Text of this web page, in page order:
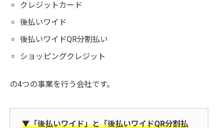
クレジットカード
後払いワイド
後払いワイドQR分割払い
ショッピングクレジット
の4つの事業を行う会社です。
▼「後払いワイド」と「後払いワイドQR分割払